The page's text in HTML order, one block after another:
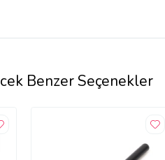
Benzer Seçenekler